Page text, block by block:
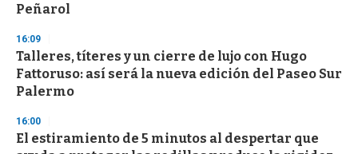
Peñarol
16:09
Talleres, títeres y un cierre de lujo con Hugo
Fattoruso: así será la nueva edición del Paseo Sur
Palermo
16:00
El estiramiento de 5 minutos al despertar que